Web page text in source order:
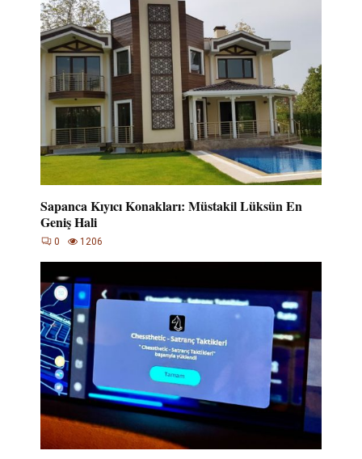
Sapanca Kıyıcı Konakları: Müstakil Lüksün En
Geniş Hali
0 1206